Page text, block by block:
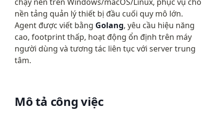
nền tảng quản lý thiết bị đầu cuối quy mô lớn.
Agent được viết bằng Golang, yêu cầu hiệu năng
cao, footprint thấp, hoạt động ổn định trên máy
người dùng và tương tác liên tục với server trung
tâm.
Mô tả công việc